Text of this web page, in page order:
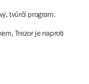
tvůrčí program.
Trezor je naproti